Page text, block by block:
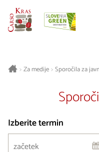
>Za medije> Sporočila za
Izberite termin